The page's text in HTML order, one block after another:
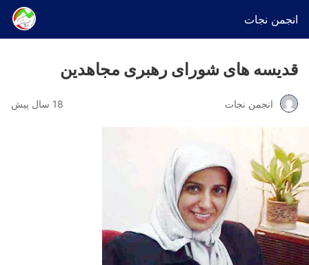
انجمن نجات
قدیسه های شورای رهبری مجاهدین
انجمن نجات 18 سال پیش